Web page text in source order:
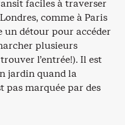
faciles à traverser
comme à Paris
détour pour accéder
plusieurs
l’entrée!). Il est
jardin quand la
pas marquée par des